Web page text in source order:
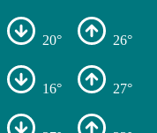
20° 26°
16° 27°